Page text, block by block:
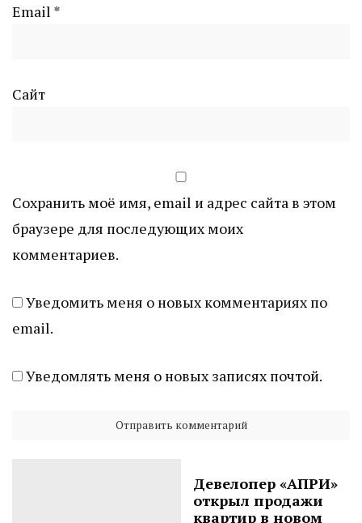
Email *
Сайт
Сохранить моё имя, email и адрес сайта в этом
браузере для последующих моих
комментариев.
Уведомить меня о новых комментариях по
email.
Уведомлять меня о новых записях почтой.
Девелопер «АПРИ»
открыл продажи
квартир в новом